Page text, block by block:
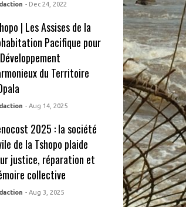
- Dec 24, 2022
| Les Assises de la
Pacifique pour
du Territoire
- Aug 14, 2025
2025 : la société
de la Tshopo plaide
justice, réparation et
collective
- Aug 3, 2025